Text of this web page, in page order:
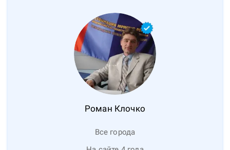
Роман Клочко
Все города